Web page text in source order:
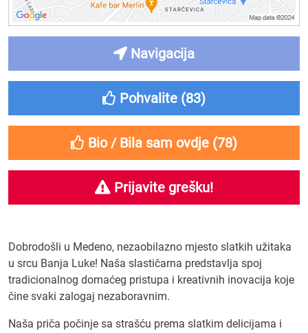
Dobrodošli u Medeno, nezaobilazno mjesto slatkih užitaka
u srcu Banja Luke! Naša slastičarna predstavlja spoj
tradicionalnog domaćeg pristupa i kreativnih inovacija koje
čine svaki zalogaj nezaboravnim.
Naša priča počinje sa strašću prema slatkim delicijama i
Navigacija
Pohvalite (83)
Bio / Bila sam ovdje (78)
Prijavite grešku!